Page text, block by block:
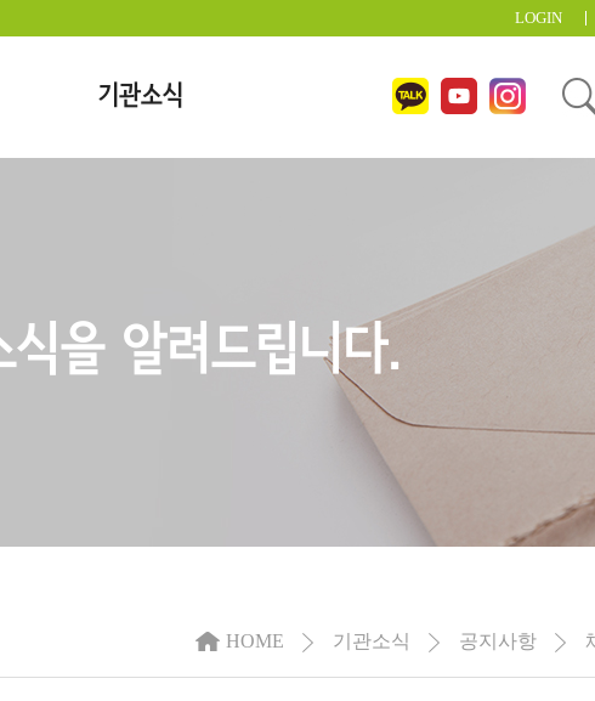
LOGIN
기관소식
을 알려드립니다.
HOME 기관소식 공지사항